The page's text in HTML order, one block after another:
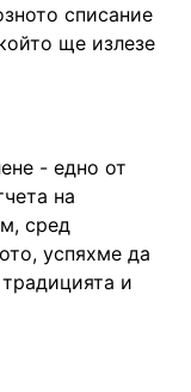
списание
ще излезе
- едно от
на
сред
успяхме да
и